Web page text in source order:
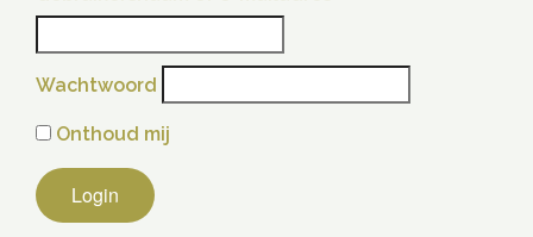
Wachtwoord
Onthoud mij